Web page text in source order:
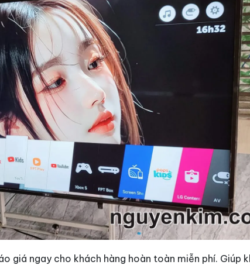
giá ngay cho khách hàng hoàn toàn miễn phí. Giúp